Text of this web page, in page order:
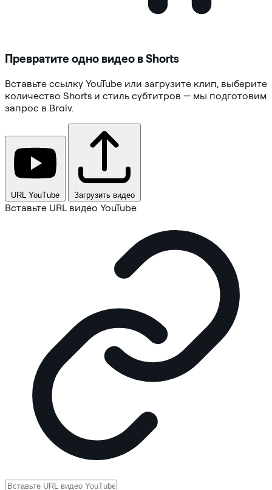
Превратите одно видео в Shorts
Вставьте ссылку YouTube или загрузите клип, выберите
количество Shorts и стиль субтитров — мы подготовим
запрос в Braiv.
URL YouTube Загрузить видео
Вставьте URL видео YouTube